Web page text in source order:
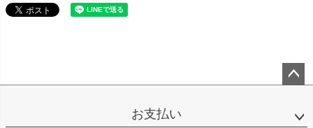
ップ
お支払い